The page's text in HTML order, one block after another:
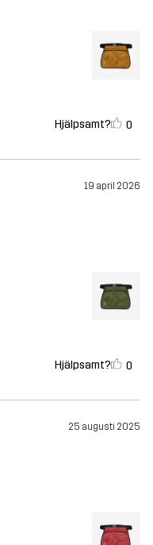
Hjälpsamt? 0
19 april 2026
Hjälpsamt? 0
25 augusti 2025